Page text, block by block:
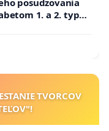
posudzovania
1. a 2. typu
TVORCOV